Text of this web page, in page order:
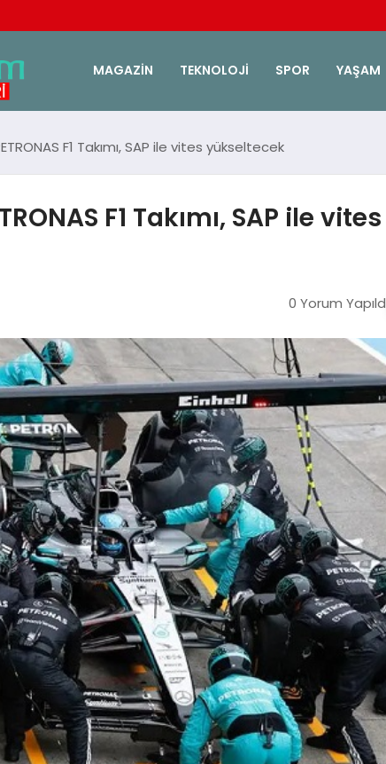
MAGAZIN TEKNOLOJI SPOR YAŞAM
F1 Takımı, SAP ile vites yükseltecek
F1 Takımı, SAP ile
0 Yorum